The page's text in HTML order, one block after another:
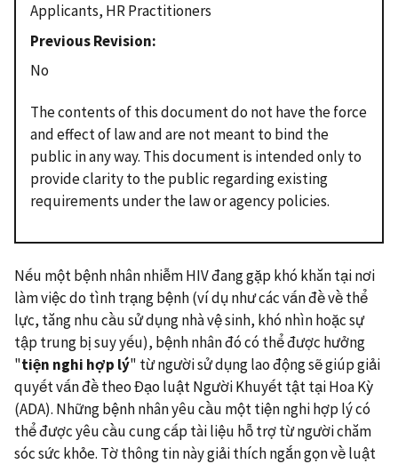
Applicants, HR Practitioners
Previous Revision
No
The contents of this document do not have the force
and effect of law and are not meant to bind the
public in any way. This document is intended only to
provide clarity to the public regarding existing
requirements under the law or agency policies.
Nếu một bệnh nhân nhiễm HIV đang gặp khó khăn tại nơi
làm việc do tình trạng bệnh (ví dụ như các vấn đề về thể
lực, tăng nhu cầu sử dụng nhà vệ sinh, khó nhìn hoặc sự
tập trung bị suy yếu), bệnh nhân đó có thể được hưởng
"tiện nghi hợp lý" từ người sử dụng lao động sẽ giúp giải
quyết vấn đề theo Đạo luật Người Khuyết tật tại Hoa Kỳ
(ADA). Những bệnh nhân yêu cầu một tiện nghi hợp lý có
thể được yêu cầu cung cấp tài liệu hỗ trợ từ người chăm
sóc sức khỏe. Tờ thông tin này giải thích ngắn gọn về luật